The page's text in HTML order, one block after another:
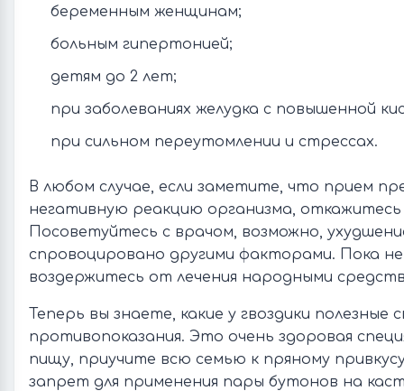
беременным женщинам;
больным гипертонией;
детям до 2 лет;
при заболеваниях желудка с повышенной
при сильном переутомлении и стрессах.
В любом случае, если заметите, что прием
негативную реакцию организма, откажитесь
Посоветуйтесь с врачом, возможно,
спровоцировано другими факторами. Пока
воздержитесь от лечения народными
Теперь вы знаете, какие у гвоздики полезные
противопоказания. Это очень здоровая
пищу, приучите всю семью к пряному
запрет для применения пары бутонов на